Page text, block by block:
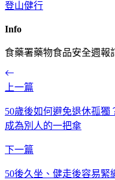
登山健行
Info
食藥署藥物食品安全週報
上一篇
50歲後如何避免退休孤
成為別人的一把傘
下一篇
50後久坐、健走後容易